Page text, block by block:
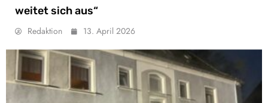
weitet sich aus“
Redaktion 13. April 2026